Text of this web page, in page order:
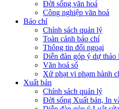
Đời sống văn hoá
Công nghiệp văn hoá
Báo chí
Chính sách quản lý
Toàn cảnh báo chí
Thông tin đối ngoại
Diễn đàn góp ý dự
Văn hoá số
Xử phạt vi phạm hành
Xuất bản
Chính sách quản lý
Đời sống Xuất bản, In